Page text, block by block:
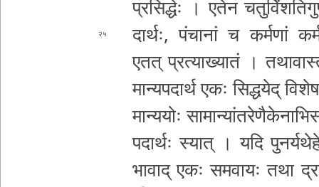
प्रसिद्धेः । एतेन च­तु­र्विं­श­ति
२५
दा­र्थः­, पंचानां च कर्मणां
एतत् प्र­त्या­ख्या­तं ।
मा­न्य­प­दा­र्थ एकःसि­द्ध­ये­द्
मा­न्य­योः
पदार्थः स्यात् । यदि
भा­वा­द् एकःस­म­वा­यः तथा